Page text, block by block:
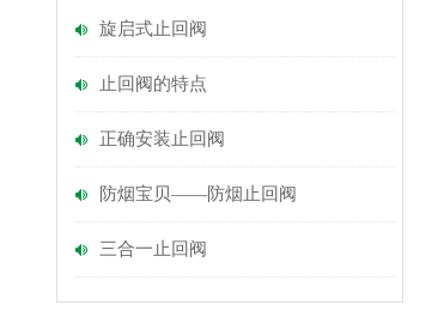
旋启式止回阀
止回阀的特点
正确安装止回阀
防烟宝贝——防烟止回阀
三合一止回阀